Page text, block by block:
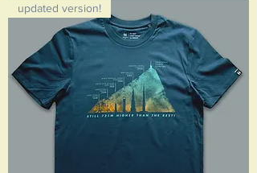
updated version!